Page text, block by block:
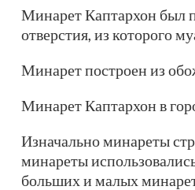
Минарет Каптархон был
отверстия, из которого
Минарет построен из
Минарет Каптархон в
Изначально минареты
минареты
больших и малых